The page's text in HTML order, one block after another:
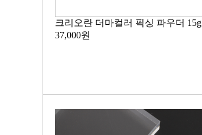
크리오란 더마컬러 픽싱 파우더 15g
37,000원